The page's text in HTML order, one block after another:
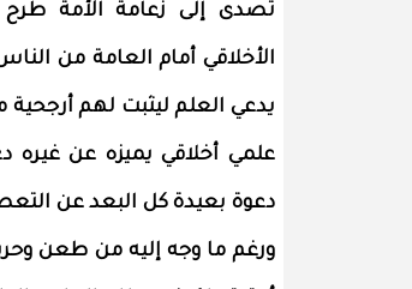
تصدى إلى زعامة الأمة طرح
الأخلاقي أمام العامة من
يدعي العلم ليثبت لهم
علمي أخلاقي يميزه عن غيره
دعوة بعيدة كل البعد عن
ورغم ما وجه إليه من طعن